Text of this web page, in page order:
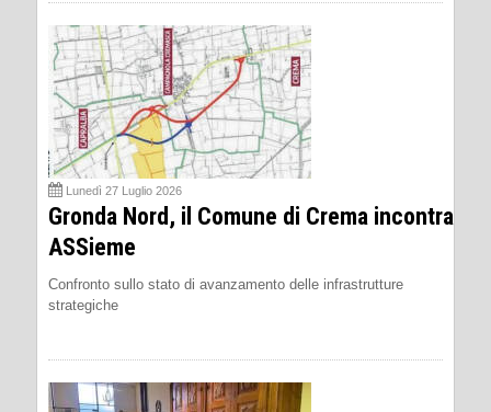
Lunedì 27 Luglio 2026
Gronda Nord, il Comune di Crema incontra
ASSieme
Confronto sullo stato di avanzamento delle infrastrutture
strategiche